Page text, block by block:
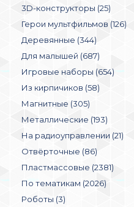
3D-конструкторы (25)
Герои мультфильмов (126)
Деревянные (344)
Для малышей (687)
Игровые наборы (654)
Из кирпичиков (58)
Магнитные (305)
Металлические (193)
На радиоуправлении (21)
Отвёрточные (86)
Пластмассовые (2381)
По тематикам (2026)
Роботы (3)